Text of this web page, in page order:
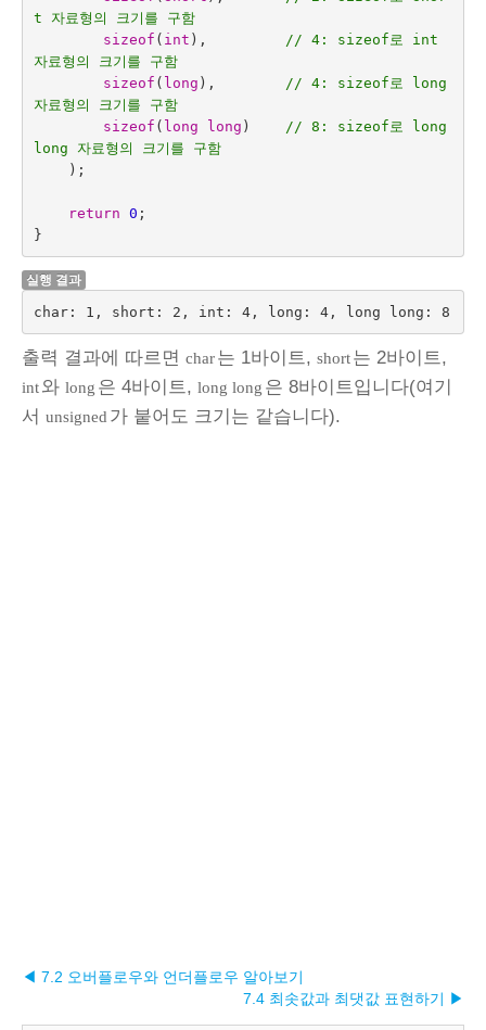
t 자료형의 크기를 구함
sizeof ( int ),
// 4: sizeof로 int
자료형의 크기를 구함
sizeof ( long ),
// 4: sizeof로 long
자료형의 크기를 구함
sizeof ( long long )
// 8: sizeof로 long
long 자료형의 크기를 구함
);
return 0 ;
}
실행 결과
char: 1, short: 2, int: 4, long: 4, long long: 8
출력 결과에 따르면 char는 1바이트, short는 2바이트,
int와 long 은 4바이트, long long 은 8바이트입니다(여기
서 unsigned 가 붙어도 크기는 같습니다).
◀ 7.2 오버플로우와 언더플로우 알아보기
7.4 최솟값과 최댓값 표현하기 ▶︎